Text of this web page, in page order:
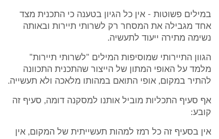
במילים פשוטות - אין כל הגיון בטענה כי התכנית מצד
אחד מגבילה את המסחר רק לשרותי תיירות ובאותה
נשימה מתירה ייעוד לתעשיה.
הגוון התיירותי שמוסיפות המילים "לשרותי תיירות"
מלמד על האופי המתון של הייצור שהתכנית התכוונה
להתיר במקום, אופי התואם במהותו מלאכה ולא תעשייה.
אף סעיף התכליות מוביל אותנו למסקנה דומה, סעיף זה
קובע:
אין בסעיף זה כל רמז למהות תעשייתית של המקום, אין